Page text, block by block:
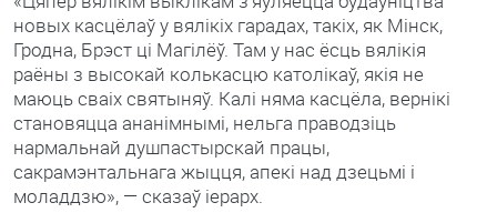
новых касцёлаў у вялікіх гарадах, такіх, як Мінск,
Гродна, Брэст ці Магілёў. Там у нас ёсць вялікія
раёны з высокай колькасцю католікаў, якія не
маюць сваіх святыняў. Калі няма касцёла, вернікі
становяцца ананімнымі, нельга праводзіць
нармальнай душпастырскай працы,
сакрамэнтальнага жыцця, апекі над дзецьмі і
моладдзю», — сказаў іерарх.